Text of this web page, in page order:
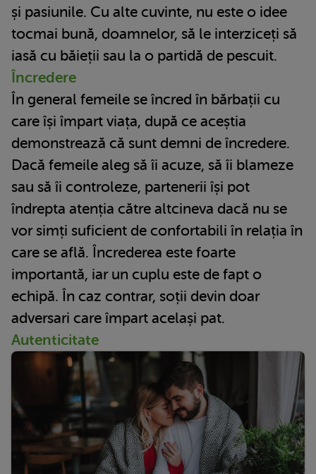
și pasiunile. Cu alte cuvinte, nu este o idee
tocmai bună, doamnelor, să le interziceți să
iasă cu băieții sau la o partidă de pescuit.
Încredere
În general femeile se încred în bărbații cu
care își împart viața, după ce aceștia
demonstrează că sunt demni de încredere.
Dacă femeile aleg să îi acuze, să îi blameze
sau să îi controleze, partenerii își pot
îndrepta atenția către altcineva dacă nu se
vor simți suficient de confortabili în relația în
care se află. Încrederea este foarte
importantă, iar un cuplu este de fapt o
echipă. În caz contrar, soții devin doar
adversari care împart același pat.
Autenticitate